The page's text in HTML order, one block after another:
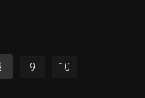
9 10